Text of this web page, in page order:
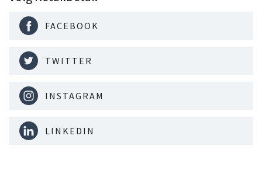
FACEBOOK
TWITTER
INSTAGRAM
LINKEDIN